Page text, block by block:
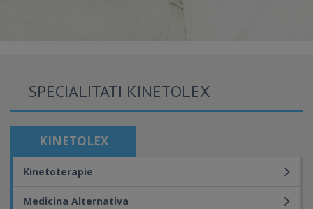
SPECIALITATI KINETOLEX
KINETOLEX
Kinetoterapie
Medicina Alternativa